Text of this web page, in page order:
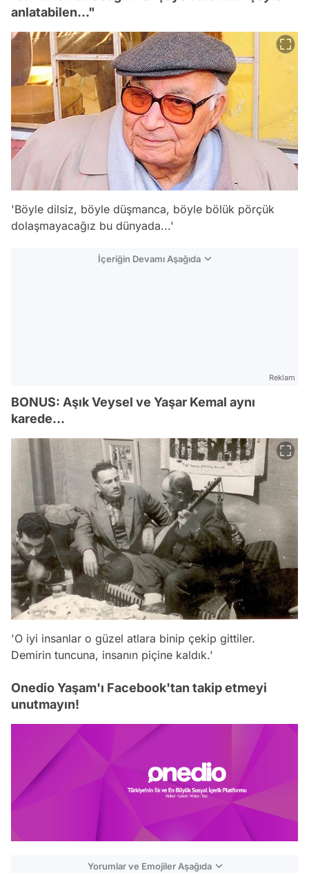
anlatabilen..."
'Böyle dilsiz, böyle düşmanca, böyle bölük pörçük
dolaşmayacağız bu dünyada...'
İçeriğin Devamı Aşağıda
Reklam
BONUS: Aşık Veysel ve Yaşar Kemal aynı
karede...
'O iyi insanlar o güzel atlara binip çekip gittiler.
Demirin tuncuna, insanın piçine kaldık.'
Onedio Yaşam'ı Facebook'tan takip etmeyi
unutmayın!
Yorumlar ve Emojiler Aşağıda